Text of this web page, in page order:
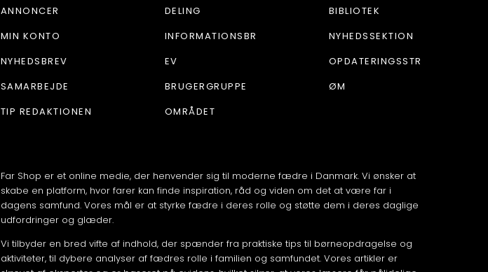
Far Shop er et online medie, der henvender sig til moderne fædre i Danmark. Vi ønsker at
skabe en platform, hvor farer kan finde inspiration, råd og viden om det at være far i
dagens samfund. Vores mål er at styrke fædre i deres rolle og støtte dem i deres daglige
udfordringer og glæder.
Vi tilbyder en bred vifte af indhold, der spænder fra praktiske tips til børneopdragelse og
aktiviteter, til dybere analyser af fædres rolle i familien og samfundet. Vores artikler er
ANNONCER
MIN KONTO
NYHEDSBREV
SAMARBEJDE
TIP REDAKTIONEN
DELING
INFORMATIONSBR
EV
BRUGERGRUPPE
OMRÅDET
BIBLIOTEK
NYHEDSSEKTION
OPDATERINGSSTR
ØM